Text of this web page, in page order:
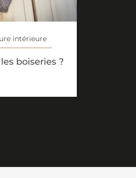
intérieure
boiseries ?